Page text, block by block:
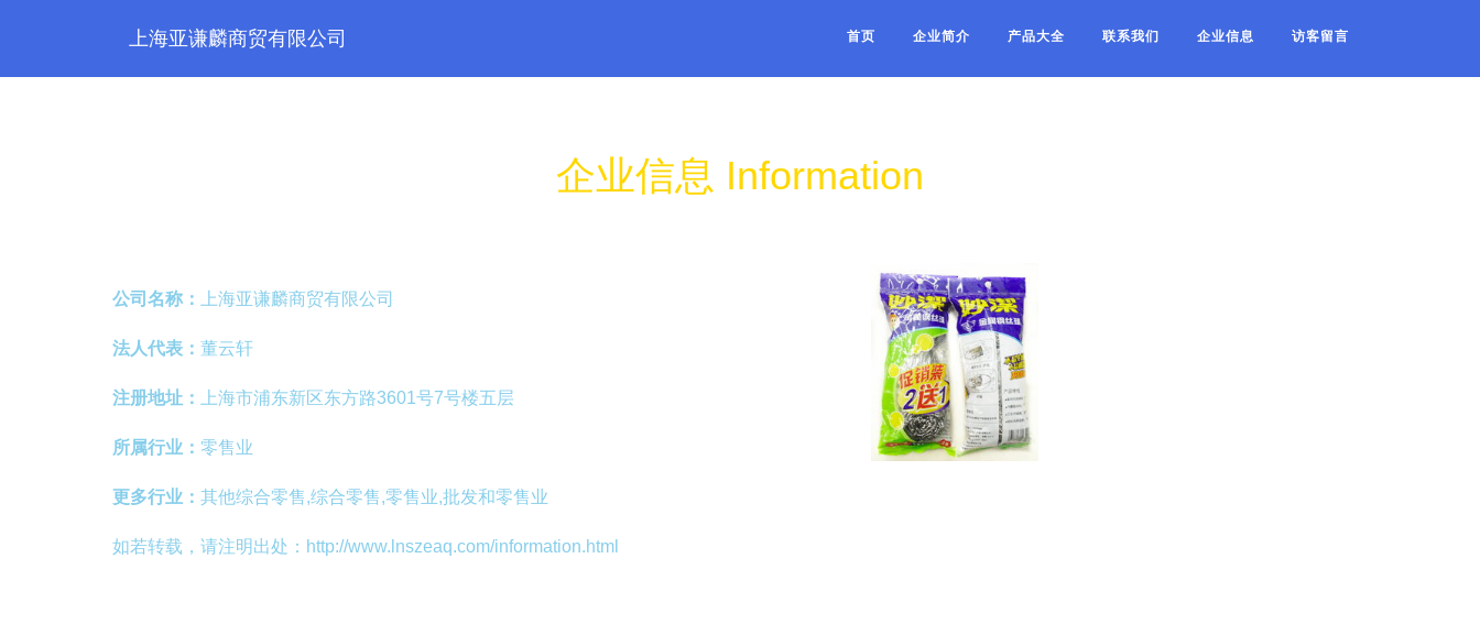
上海亚谦麟商贸有限公司 首页 企业简介 产品大全 联系我们 企业信息 访客留言
企业信息 Information
公司名称： 上海亚谦麟商贸有限公司
法人代表： 董云轩
注册地址： 上海市浦东新区东方路3601号7号楼五层
所属行业： 零售业
更多行业： 其他综合零售,综合零售,零售业,批发和零售业
如若转载，请注明出处：http://www.lnszeaq.com/information.html